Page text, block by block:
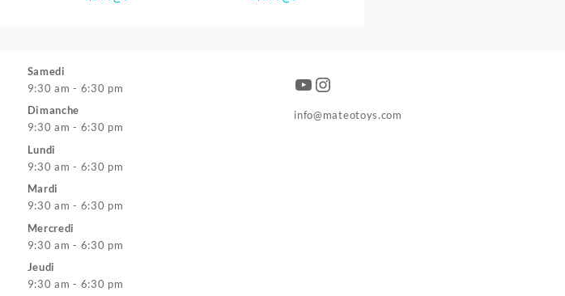
En Bois
de construction
Samedi
9:30 am - 6:30 pm
Dimanche
9:30 am - 6:30 pm
Lundi
9:30 am - 6:30 pm
Mardi
9:30 am - 6:30 pm
Mercredi
9:30 am - 6:30 pm
Jeudi
9:30 am - 6:30 pm
YouTube
Instagram
info@mateotoys.com